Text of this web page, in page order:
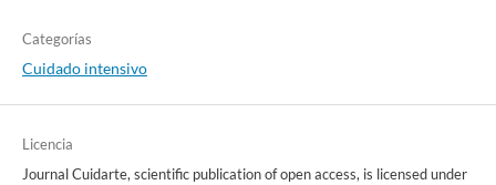
Categorías
Cuidado intensivo
Licencia
Journal Cuidarte, scientific publication of open access, is licensed under